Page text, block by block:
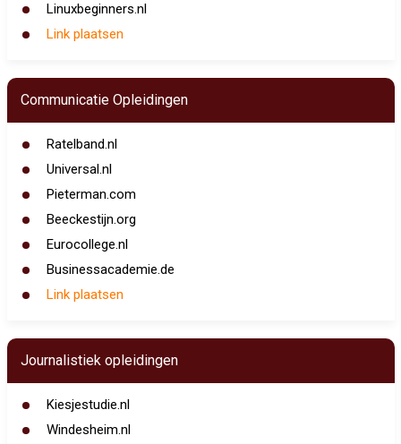
Linuxbeginners.nl
Link plaatsen
Communicatie Opleidingen
Ratelband.nl
Universal.nl
Pieterman.com
Beeckestijn.org
Eurocollege.nl
Businessacademie.de
Link plaatsen
Journalistiek opleidingen
Kiesjestudie.nl
Windesheim.nl